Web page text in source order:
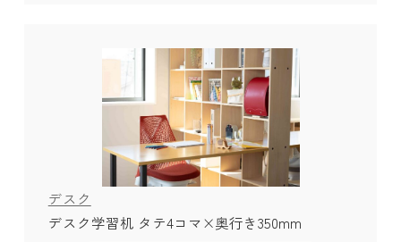
デスク
デスク学習机 タテ4コマ×奥行き350mm